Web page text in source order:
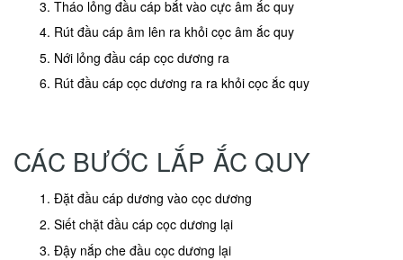
Tháo lỏng đầu cáp bắt vào cực âm ắc quy
Rút đầu cáp âm lên ra khỏi cọc âm ắc quy
Nới lỏng đầu cáp cọc dương ra
Rút đầu cáp cọc dương ra ra khỏi cọc ắc quy
CÁC BƯỚC LẮP ẮC QUY
Đặt đầu cáp dương vào cọc dương
Siết chặt đầu cáp cọc dương lại
Đậy nắp che đầu cọc dương lại